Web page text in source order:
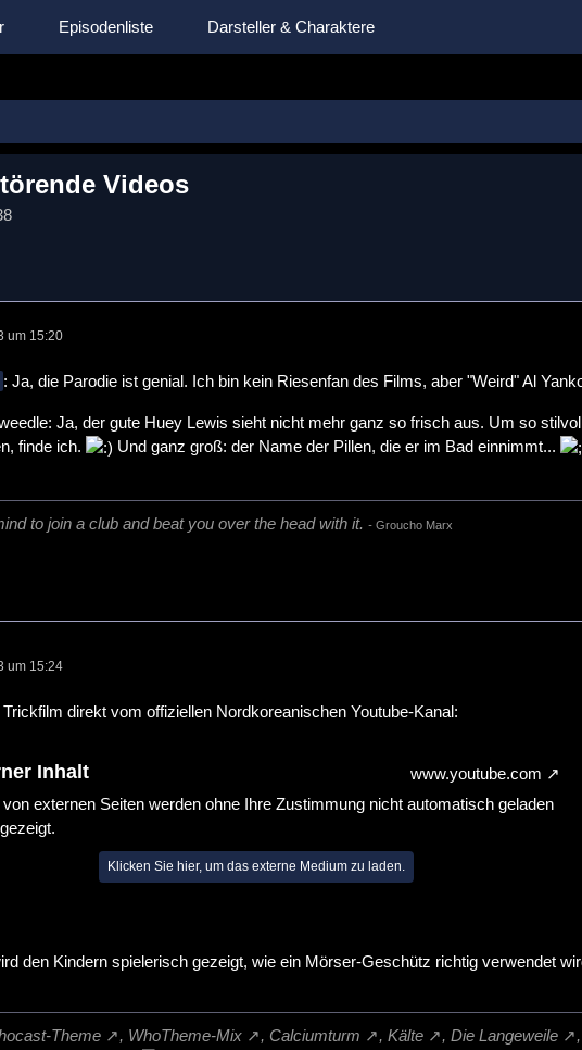
Episodenliste Darsteller & Charaktere
Videos
um 15:20
: Ja, die Parodie ist genial. Ich bin kein Riesenfan des Films, aber "Weird" Al
Ja, der gute Huey Lewis sieht nicht mehr ganz so frisch aus. Um so
finde ich.
Und ganz groß: der Name der Pillen, die er im Bad einnimmt...
to join a club and beat you over the head with it. - Groucho Marx
um 15:24
direkt vom offiziellen Nordkoreanischen Youtube-Kanal:
Inhalt
www.youtube.com
von externen Seiten werden ohne Ihre Zustimmung nicht automatisch geladen
Klicken Sie hier, um das externe Medium zu laden.
den Kindern spielerisch gezeigt, wie ein Mörser-Geschütz richtig verwendet
Theme , WhoTheme-Mix , Calciumturm , Kälte , Die Langeweile ,